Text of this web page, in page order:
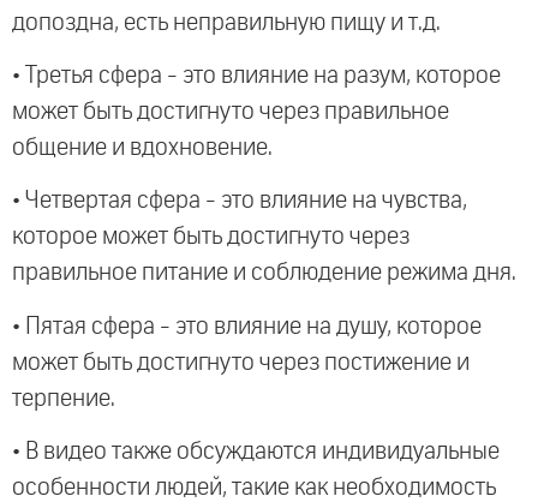
допоздна, есть неправильную пищу и т.д.
• Третья сфера - это влияние на разум, которое
может быть достигнуто через правильное
общение и вдохновение.
• Четвертая сфера - это влияние на чувства,
которое может быть достигнуто через
правильное питание и соблюдение режима дня.
• Пятая сфера - это влияние на душу, которое
может быть достигнуто через постижение и
терпение.
• В видео также обсуждаются индивидуальные
особенности людей, такие как необходимость